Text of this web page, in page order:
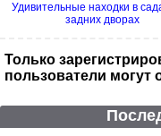
Удивительные находки в
задних дворах
Только
пользователи могут